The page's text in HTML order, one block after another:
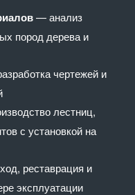
— анализ
пород дерева и
чертежей и
лестниц,
с установкой на
реставрация и
эксплуатации